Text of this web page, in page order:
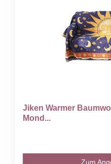
Jiken Warmer
Mond...
Zum